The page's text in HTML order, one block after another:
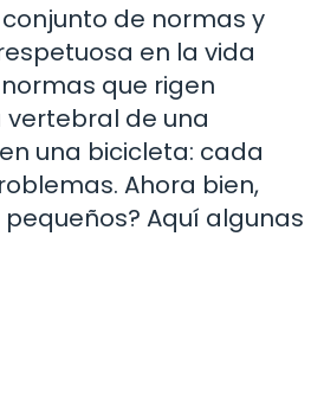
de normas y
en la vida
que rigen
de una
una bicicleta: cada
Ahora bien,
Aquí algunas